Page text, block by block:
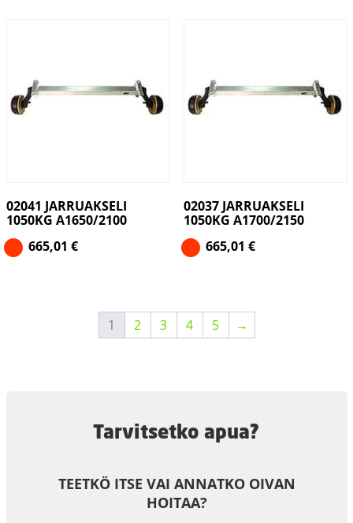
02041 JARRUAKSELI
1050KG A1650/2100
665,01 €
02037 JARRUAKSELI
1050KG A1700/2150
665,01 €
1 2 3 4 5 →
Tarvitsetko apua?
TEETKÖ ITSE VAI ANNATKO OIVAN
HOITAA?